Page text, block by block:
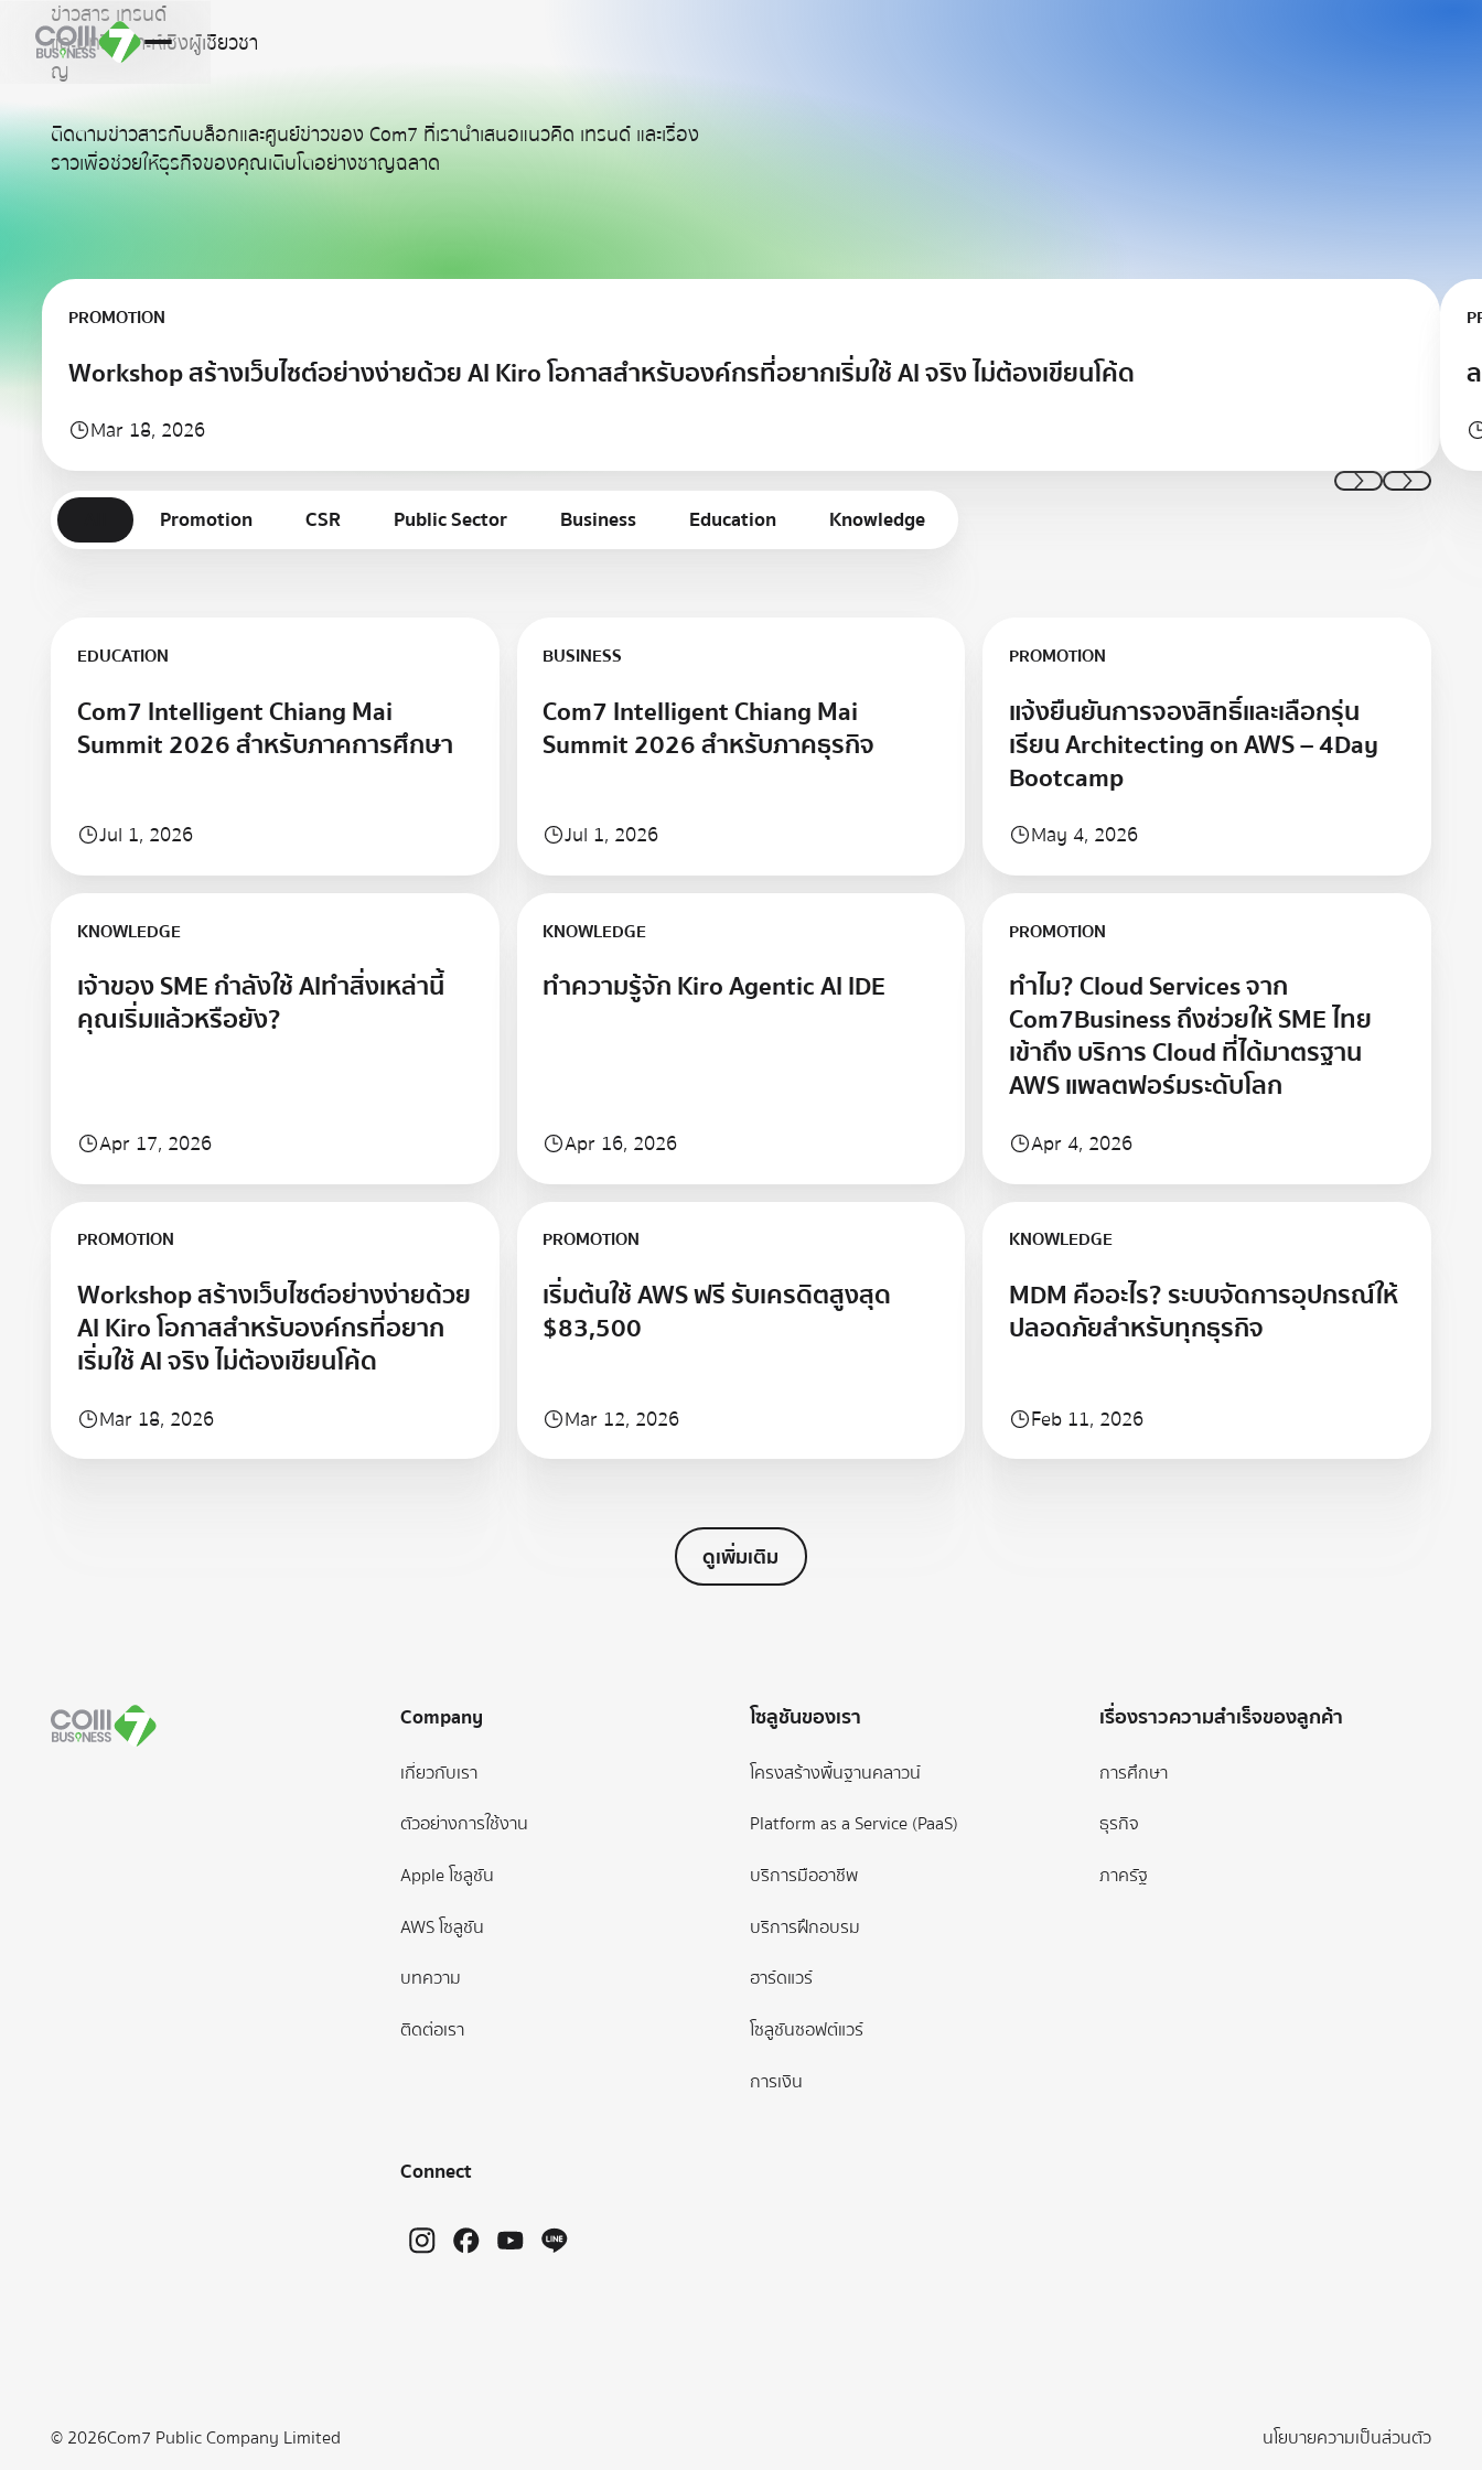
ขาวสาร เทรนด
และบทวเคราะหเชงผเชยวชา
ญ
ติดตามข่าวสารกับบล็อกและศูนย์ข่าวของ Com7 ที่เรานำเสนอแนวคิด เทรนด์ และเรื่อง
ราวเพื่อช่วยให้ธุรกิจของคุณเติบโตอย่างชาญฉลาด
PROMOTION
Workshop สร้างเว็บไซต์อย่างง่ายด้วย AI Kiro โอกาสสำหรับองค์กรที่อยากเริ่มใช้ AI จริง ไม่ต้องเขียนโค้ด
Mar 18, 2026
เรียนรู้เพิ่มเติม เรีย
Previous
Next
Promotion CSR Public Sector Business Education Knowledge
EDUCATION
Com7 Intelligent Chiang Mai
Summit 2026 สำหรับภาคการศึกษา
Jul 1, 2026
BUSINESS
Com7 Intelligent Chiang Mai
Summit 2026 สำหรับภาคธุรกิจ
Jul 1, 2026
PROMOTION
แจ้งยืนยันการจองสิทธิ์และเลือกรุ่น
เรียน Architecting on AWS – 4Day
Bootcamp
May 4, 2026
KNOWLEDGE
เจ้าของ SME กำลังใช้ AIทำสิ่งเหล่านี้
คุณเริ่มแล้วหรือยัง?
Apr 17, 2026
KNOWLEDGE
ทำความรู้จัก Kiro Agentic AI IDE
Apr 16, 2026
PROMOTION
ทำไม? Cloud Services จาก
Com7Business ถึงช่วยให้ SME ไทย
เข้าถึง บริการ Cloud ที่ได้มาตรฐาน
AWS แพลตฟอร์มระดับโลก
Apr 4, 2026
PROMOTION
Workshop สร้างเว็บไซต์อย่างง่ายด้วย
AI Kiro โอกาสสำหรับองค์กรที่อยาก
เริ่มใช้ AI จริง ไม่ต้องเขียนโค้ด
Mar 18, 2026
PROMOTION
เริ่มต้นใช้ AWS ฟรี รับเครดิตสูงสุด
$83,500
Mar 12, 2026
KNOWLEDGE
MDM คืออะไร? ระบบจัดการอุปกรณ์ให้
ปลอดภัยสำหรับทุกธุรกิจ
Feb 11, 2026
ดูเพิ่มเติม
Company
เกี่ยวกับเรา
ตัวอย่างการใช้งาน
Apple โซลูชัน
AWS โซลูชัน
บทความ
ติดต่อเรา
โซลูชันของเรา
โครงสร้างพื้นฐานคลาวน์
Platform as a Service (PaaS)
บริการมืออาชีพ
บริการฝึกอบรม
ฮาร์ดแวร์
โซลูชันซอฟต์แวร์
การเงิน
เรื่องราวความสำเร็จของลูกค้า
การศึกษา
ธุรกิจ
ภาครัฐ
Connect
© 2026Com7 Public Company Limited นโยบายความเป็นส่วนตัว